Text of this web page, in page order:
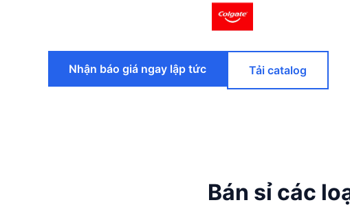
Nhận báo giá ngay lập tức Tải catalog
Bán sỉ các